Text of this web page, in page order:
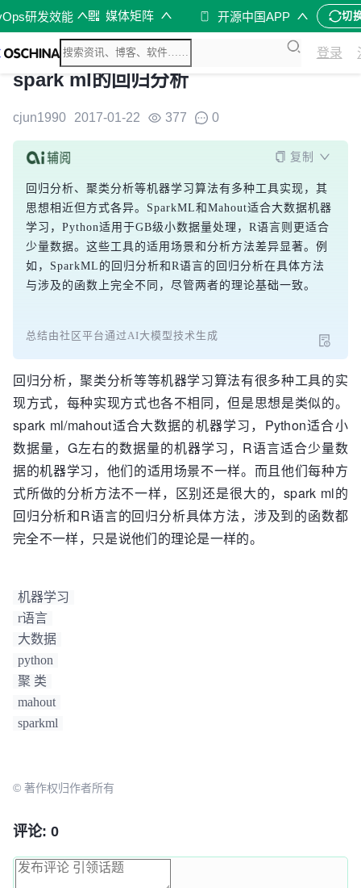
研发效能 媒体矩阵 开源中国APP 切
登录
spark ml的回归分析
cjun1990 2017-01-22 377 0
复制
回归分析、聚类分析等机器学习算法有多种工具实现，其
思想相近但方式各异。SparkML和Mahout适合大数据机器
学习，Python适用于GB级小数据量处理，R语言则更适合
少量数据。这些工具的适用场景和分析方法差异显著。例
如，SparkML的回归分析和R语言的回归分析在具体方法
与涉及的函数上完全不同，尽管两者的理论基础一致。
总结由社区平台通过AI大模型技术生成
回归分析，聚类分析等等机器学习算法有很多种工具的实
现方式，每种实现方式也各不相同，但是思想是类似的。
spark ml/mahout适合大数据的机器学习，Python适合小
数据量，G左右的数据量的机器学习，R语言适合少量数
据的机器学习，他们的适用场景不一样。而且他们每种方
式所做的分析方法不一样，区别还是很大的，spark ml的
回归分析和R语言的回归分析具体方法，涉及到的函数都
完全不一样，只是说他们的理论是一样的。
机器学习
r语言
大数据
python
聚 类
mahout
sparkml
© 著作权归作者所有
评论: 0